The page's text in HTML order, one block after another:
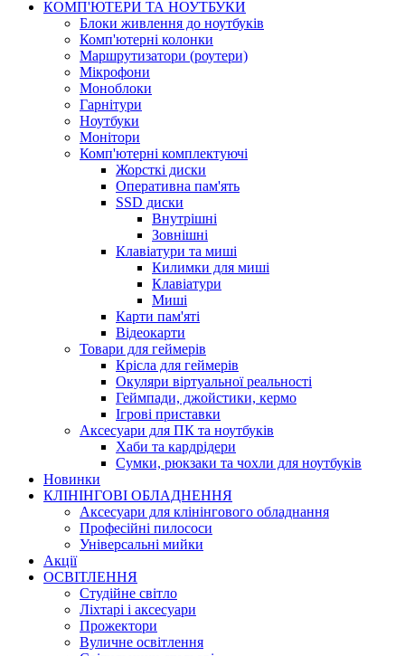
КОМП'ЮТЕРИ ТА НОУТБУКИ
Блоки живлення до ноутбуків
Комп'ютерні колонки
Маршрутизатори (роутери)
Мікрофони
Моноблоки
Гарнітури
Ноутбуки
Монітори
Комп'ютерні комплектуючі
Жорсткі диски
Оперативна пам'ять
SSD диски
Внутрішні
Зовнішні
Клавіатури та миші
Килимки для миші
Клавіатури
Миші
Карти пам'яті
Відеокарти
Товари для геймерів
Крісла для геймерів
Окуляри віртуальної реальності
Геймпади, джойстики, кермо
Ігрові приставки
Аксесуари для ПК та ноутбуків
Хаби та кардрідери
Сумки, рюкзаки та чохли для ноутбуків
Новинки
КЛІНІНГОВІ ОБЛАДНЕННЯ
Аксесуари для клінінгового обладнання
Професійні пилососи
Універсальні мийки
Акції
ОСВІТЛЕННЯ
Студійне світло
Ліхтарі і аксесуари
Прожектори
Вуличне освітлення